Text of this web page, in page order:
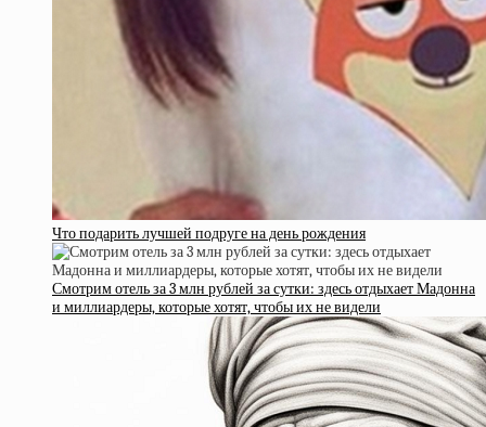
Что подарить лучшей подруге на день рождения
Смотрим отель за 3 млн рублей за сутки: здесь отдыхает Мадонна
и миллиардеры, которые хотят, чтобы их не видели